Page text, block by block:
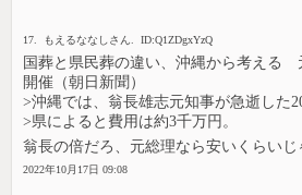
17. もえるななしさん. ID:Q1ZDgxYzQ
国葬と県民葬の違い、沖縄から考える
開催（朝日新聞）
>沖縄では、翁長雄志元知事が急逝した
>県によると費用は約3千万円。
翁長の倍だろ、元総理なら安いくらいじ
2022年10月17日 09:08